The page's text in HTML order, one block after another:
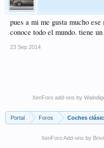
pues a mi me gusta mucho
conoce todo el mundo. tiene
23 Sep 2014
XenForo add-ons by
Portal Foros Coches
XenForo Add-ons by